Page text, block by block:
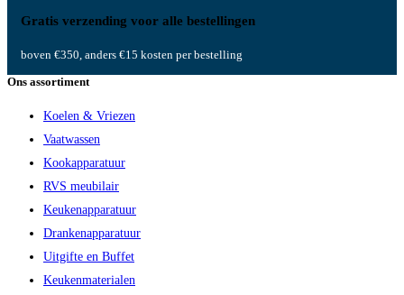
Gratis verzending voor alle bestellingen
boven €350, anders €15 kosten per bestelling
Ons assortiment
Koelen & Vriezen
Vaatwassen
Kookapparatuur
RVS meubilair
Keukenapparatuur
Drankenapparatuur
Uitgifte en Buffet
Keukenmaterialen